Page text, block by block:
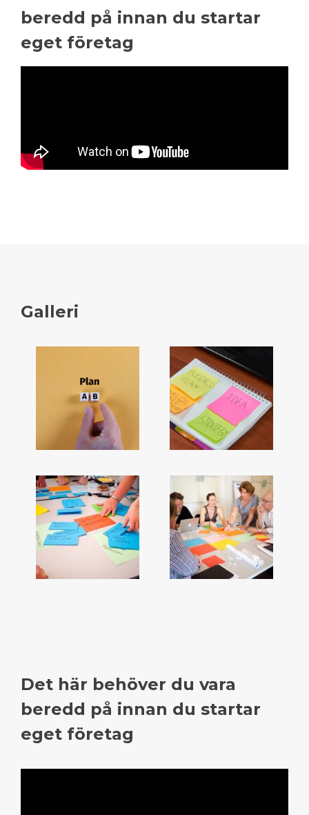
beredd på innan du startar
eget företag
Galleri
Det här behöver du vara
beredd på innan du startar
eget företag